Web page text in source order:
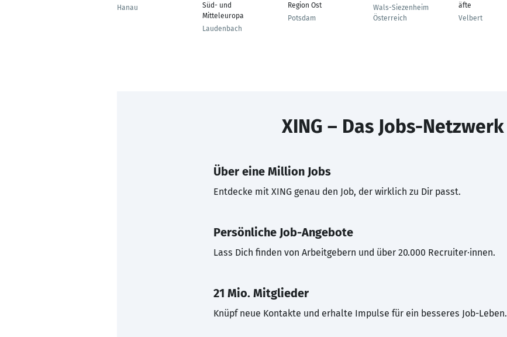
Hanau
Süd- und
Mitteleuropa
Laudenbach
Region Ost
Potsdam
Wals-Siezenheim
Österreich
äfte
Velbert
XING – Das Jobs-Netzwerk
Über eine Million Jobs
Entdecke mit XING genau den Job, der wirklich zu Dir passt.
Persönliche Job-Angebote
Lass Dich finden von Arbeitgebern und über 20.000 Recruiter·innen.
21 Mio. Mitglieder
Knüpf neue Kontakte und erhalte Impulse für ein besseres Job-Leben.